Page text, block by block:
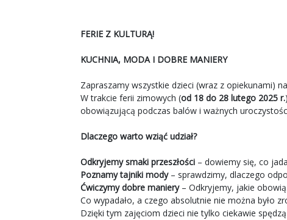
FERIE Z KULTURĄ!
KUCHNIA, MODA I DOBRE MANIERY
Zapraszamy wszystkie dzieci (wraz z opiekunami) na
W trakcie ferii zimowych (od 18 do 28 lutego 2025 r.
obowiązującą podczas balów i ważnych
Dlaczego warto wziąć udział?
Odkryjemy smaki przeszłości – dowiemy się, co
Poznamy tajniki mody– sprawdzimy, dlaczego
Ćwiczymy dobre maniery– Odkryjemy, jakie
Co wypadało, a czego absolutnie nie można było
Dzięki tym zajęciom dzieci nie tylko ciekawie